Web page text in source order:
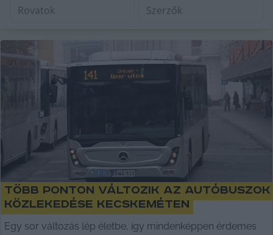
Több ponton változik az autóbuszok
közlekedése Kecskeméten
Egy sor változás lép életbe, így mindenképpen érdemes